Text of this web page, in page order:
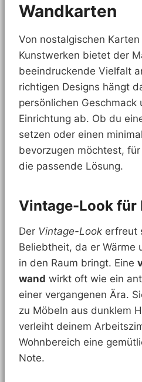
Wandkarten
Von nostalgischen
Kunstwerken bietet der
beeindruckende Vielfalt
richtigen Designs hängt
persönlichen
Einrichtung ab. Ob du
setzen oder einen
bevorzugen möchtest,
die passende Lösung.
Vintage-Look für
Der Vintage-Look erfreut
Beliebtheit, da er Wärme
in den Raum bringt. Eine
wand wirkt oft wie ein
einer vergangenen Ära.
zu Möbeln aus dunklem
verleiht deinem
Wohnbereich eine
Note.